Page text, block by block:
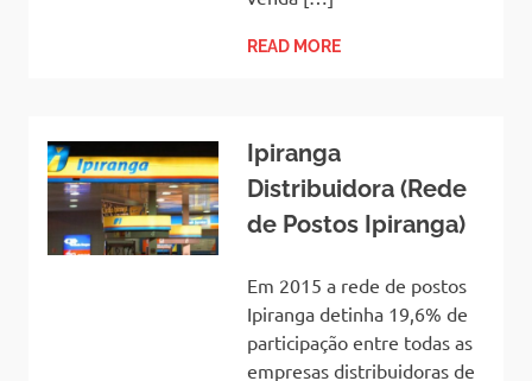
READ MORE
Ipiranga
Distribuidora (Rede
de Postos Ipiranga)
Em 2015 a rede de postos
Ipiranga detinha 19,6% de
participação entre todas as
empresas distribuidoras de